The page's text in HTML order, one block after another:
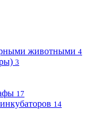
животными 4
3
17
14